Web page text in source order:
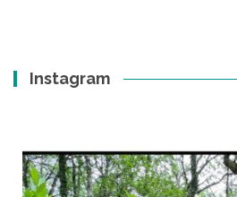
Instagram